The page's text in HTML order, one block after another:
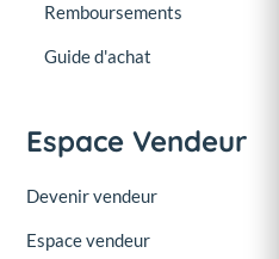
Remboursements
Guide d'achat
Espace Vendeur
Devenir vendeur
Espace vendeur